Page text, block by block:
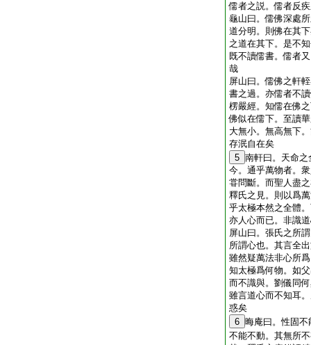
儒者之説。儒者反
龜山曰。儒佛深處
道分明。則佛在其
之道在其下。是不
既不讀儒書。儒者
哉
屏山曰。儒佛之軒
書之過。亦儒者不
楞嚴經。知儒在佛
佛似在儒下。至讀
大無小。無高無下
存泯自在矣
5 南軒曰。天命
今。通乎萬物者。
甞問斷。而聖人盡
釋氏之見。則以爲
乎太極本然之全體
亦人心而已。非識
屏山曰。張氏之所
所謂心也。其言全
雖然疑萬法非心所
知太極爲何物。如
而不識與。劉儀同
雖言道心而不知耳
惑矣
6 晦庵曰。性固
不能不動。其無所